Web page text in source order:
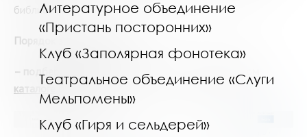
Литературное объединение
«Пристань посторонних»
Клуб «Заполярная фонотека»
Театральное объединение «Слуги
Мельпомены»
Клуб «Гиря и сельдерей»
библиотеки.
Порядок заказа изданий:
– подберите необходимое издание в
электронном
каталоге библиотеки;